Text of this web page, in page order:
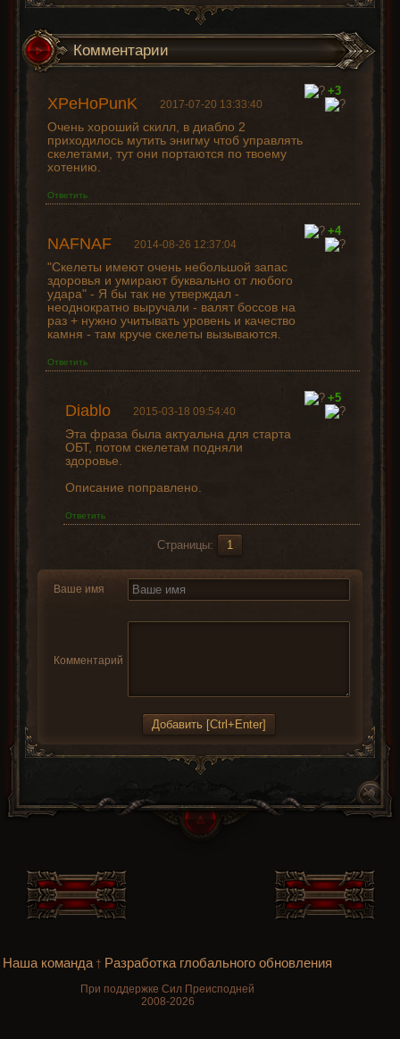
Комментарии
XPeHoPunK 2017-07-20 13:33:40
Очень хороший скилл, в диабло 2
приходилось мутить энигму чтоб управлять
скелетами, тут они портаются по твоему
хотению.
Ответить
+3
NAFNAF 2014-08-26 12:37:04
"Скелеты имеют очень небольшой запас
здоровья и умирают буквально от любого
удара" - Я бы так не утверждал -
неоднократно выручали - валят боссов на
раз + нужно учитывать уровень и качество
камня - там круче скелеты вызываются.
Ответить
+4
Diablo 2015-03-18 09:54:40
Эта фраза была актуальна для старта
ОБТ, потом скелетам подняли
здоровье.
Описание поправлено.
Ответить
+5
Страницы: 1
Ваше имя
Комментарий
Наша команда† Разработка глобального обновления
При поддержке Сил Преисподней
2008-2026